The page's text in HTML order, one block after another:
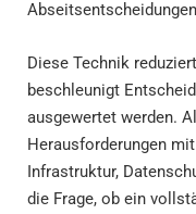
Diese Technik
beschleunigt
ausgewertet werden.
Herausforderungen
Infrastruktur,
die Frage, ob ein